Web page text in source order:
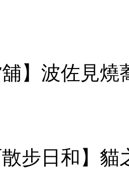
舖】波佐見燒
散步日和】貓